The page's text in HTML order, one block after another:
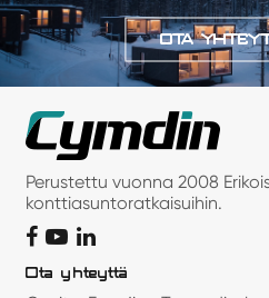
OTA
Perustettu vuonna 2008
konttiasuntoratkaisuihin.
Ota yhteyttä